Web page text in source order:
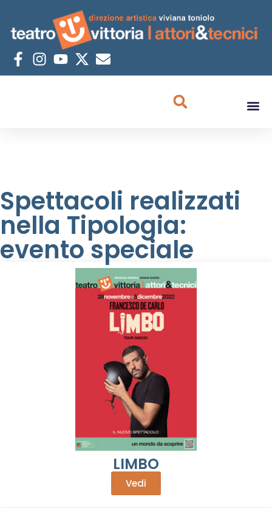
Spettacoli realizzati
nella Tipologia:
evento speciale
LIMBO
Vedi